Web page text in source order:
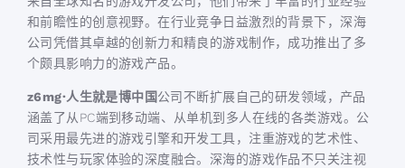
和前瞻性的创意视野。在行业竞争日益激烈的背景下，深海
公司凭借其卓越的创新力和精良的游戏制作，成功推出了多
个颇具影响力的游戏产品。
z6mg·人生就是博中国公司不断扩展自己的研发领域，产品
涵盖了从PC端到移动端、从单机到多人在线的各类游戏。公
司采用最先进的游戏引擎和开发工具，注重游戏的艺术性、
技术性与玩家体验的深度融合。深海的游戏作品不只关注视